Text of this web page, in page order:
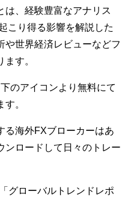
は、経験豊富なアナリス
こり得る影響を解説した
や世界経済レビューなどフ
す。
のアイコンより無料にて
。
る海外FXブローカーはあ
ンロードして日々のトレー
グローバルトレンドレポ